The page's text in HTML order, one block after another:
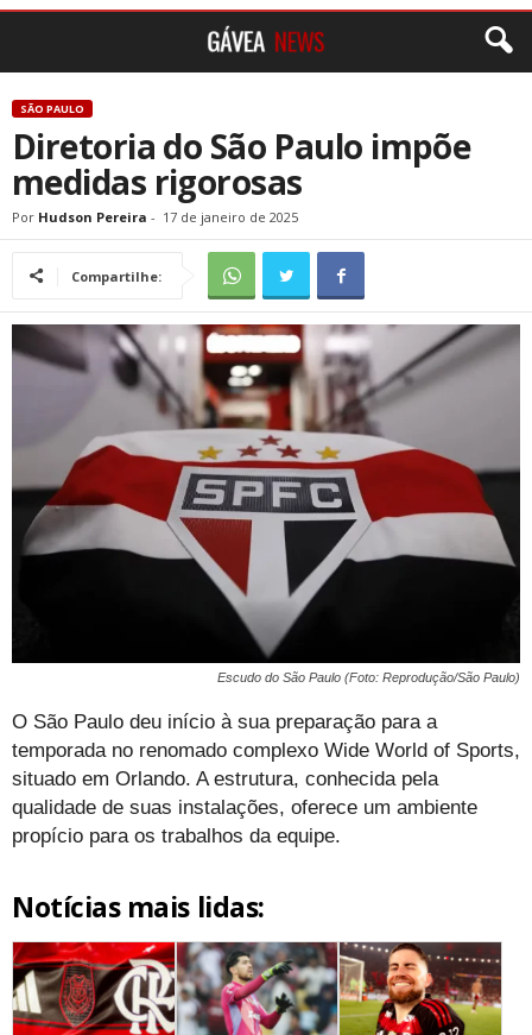
SÃO PAULO
Diretoria do São Paulo impõe
medidas rigorosas
Por Hudson Pereira - 17 de janeiro de 2025
Compartilhe:
Escudo do São Paulo (Foto: Reprodução/São Paulo)
O São Paulo deu início à sua preparação para a
temporada no renomado complexo Wide World of Sports,
situado em Orlando. A estrutura, conhecida pela
qualidade de suas instalações, oferece um ambiente
propício para os trabalhos da equipe.
Notícias mais lidas: